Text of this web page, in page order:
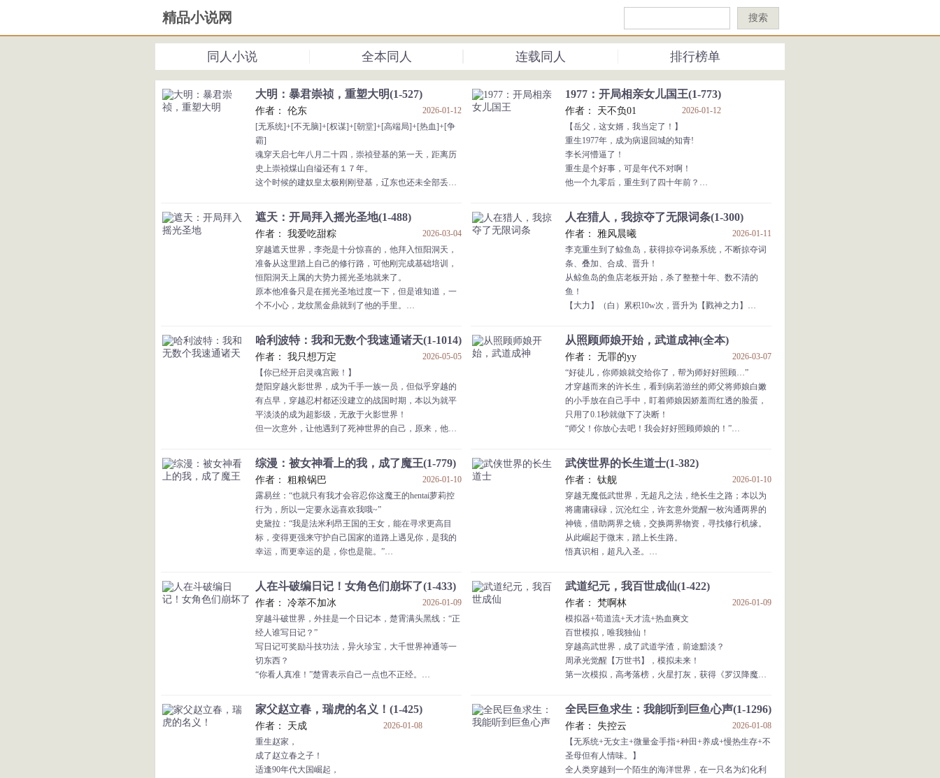
精品小说网 搜索
同人小说 全本同人 连载同人 排行榜单
大明：暴君崇祯，重塑大明(1-527)
作者： 伦东
2026-01-12
[无系统]+[不无脑]+[权谋]+[朝堂]+[高端局]+[热血]+[争
霸]
魂穿天启七年八月二十四，崇祯登基的第一天，距离历
史上崇祯煤山自缢还有１７年。
这个时候的建奴皇太极刚刚登基，辽东也还未全部丢
鼠疫和大旱还没动摇大明国本，银川驿站那个干快递的
也还没反，毛文龙还在皮岛拖着皇太极的脚后跟。
更主要的是魏忠贤还没死。
而更更重要的，是那些他熟知猛人们都还在。
孙承宗，孙传庭，卢象昇，洪承畴，曹文诏，曹变蛟，
秦良玉，周遇吉，祖大寿，满桂，以及戚家军的部分后
裔也都还在
1977：开局相亲女儿国王(1-773)
作者： 天不负01
2026-01-12
【岳父，这女婿，我当定了！】
重生1977年，成为病退回城的知青!
李长河懵逼了！
重生是个好事，可是年代不对啊！
他一个九零后，重生到了四十年前？
高大英武的他被隔壁朱教授一家相中了。
想安排我跟他们女儿相亲？
还说他们女儿很漂亮！
李长河不信......直到他看到真人
大名鼎鼎的女儿国王？
岳父，这女婿，我当定了！...
遮天：开局拜入摇光圣地(1-488)
作者： 我爱吃甜粽
2026-03-04
穿越遮天世界，李尧是十分惊喜的，他拜入恒阳洞天，
准备从这里踏上自己的修行路，可他刚完成基础培训，
恒阳洞天上属的大势力摇光圣地就来了。
原本他准备只是在摇光圣地过度一下，但是谁知道，一
个不小心，龙纹黑金鼎就到了他的手里。
人在猎人，我掠夺了无限词条(1-300)
作者： 雅风晨曦
2026-01-11
李克重生到了鲸鱼岛，获得掠夺词条系统，不断掠夺词
条、叠加、合成、晋升！
从鲸鱼岛的鱼店老板开始，杀了整整十年、数不清的
鱼！
【大力】（白）累积10w次，晋升为【戮神之力】
【弱毒】（白）累积10w次，晋升为【灾厄之毒】
（黑）
【弱点】（白）累积10W次，晋升为【灭世雷霆】
（黑）
……
当李克离开鲸鱼岛，踏入猎人赛场。
西索：我承认，熟透的果实有时候是致命的。
尼特罗：我们这些老家伙已经被这个时代淘汰了！
世界最强，六大系念力全满，人类第一
哈利波特：我和无数个我速通诸天(1-1014)
作者： 我只想万定
2026-05-05
【你已经开启灵魂宫殿！】
楚阳穿越火影世界，成为千手一族一员，但似乎穿越的
有点早，穿越忍村都还没建立的战国时期，本以为就平
平淡淡的成为超影级，无敌于火影世界！
但一次意外，让他遇到了死神世界的自己，原来，他竟
他是火影世界里千手一族的少族长，是忍者之神钦定的
传人。
是海贼世界里四皇香克斯的左膀右臂，史上最强船副，
反向悬赏天龙人的第一人。
还是咒术世界里脚踩宿傩的疯狂术师。
他是死神世界里蓝染的一生之敌，也是漫威世界里托尼·
斯塔克的天才助手。
他是古龙武侠世界无上至尊，
从照顾师娘开始，武道成神(全本)
作者： 无罪的yy
2026-03-07
“好徒儿，你师娘就交给你了，帮为师好好照顾…”
才穿越而来的许长生，看到病若游丝的师父将师娘白嫩
的小手放在自己手中，盯着师娘因娇羞而红透的脸蛋，
只用了0.1秒就做下了决断！
“师父！你放心去吧！我会好好照顾师娘的！”
——
大炎国祚854年，庆元帝痴迷长生修道，王朝内部世家、
王侯贪欲无穷，各地妖患匪患渐起，民不聊生，打着农
民起义的义军烧杀劫掠…
许长生发现自己能看到万物血条，并可吞噬万物，夺机
缘造化。
在看到师父血条归零，送走师父过后，只是想带着师娘
安度余
综漫：被女神看上的我，成了魔王(1-779)
作者： 粗粮锅巴
2026-01-10
露易丝：“也就只有我才会容忍你这魔王的hentai萝莉控
行为，所以一定要永远喜欢我哦~”
史黛拉：“我是法米利昂王国的王女，能在寻求更高目
标，变得更强来守护自己国家的道路上遇见你，是我的
幸运，而更幸运的是，你也是龍。”
我身上，你给我好好负起责任来啊~！”
爱蜜莉雅：“我是你的女王，你是我的丈夫，我的龍
神。”
爱莉希雅：“嗨~终于又见面了呢，这一次我们一定会幸
福快乐的在一起，对吧？”
琪亚娜：“本小姐是绝对不会松开你的手的，因为你就是
我的另一半！
武侠世界的长生道士(1-382)
作者： 钛舰
2026-01-10
穿越无魔低武世界，无超凡之法，绝长生之路；本以为
将庸庸碌碌，沉沦红尘，许玄意外觉醒一枚沟通两界的
神镜，借助两界之镜，交换两界物资，寻找修行机缘。
从此崛起于微末，踏上长生路。
悟真识相，超凡入圣。
人在斗破编日记！女角色们崩坏了(1-433)
作者： 冷萃不加冰
2026-01-09
穿越斗破世界，外挂是一个日记本，楚霄满头黑线：“正
经人谁写日记？”
写日记可奖励斗技功法，异火珍宝，大千世界神通等一
切东西？
“你看人真准！”楚霄表示自己一点也不正经。
于是乎，斗气大陆乃至整个大千世界画风都变了。
薰儿：“追我的男人从中州排到加玛帝国，你当我是空气
啊去泡一条蛇，我这就打她回来做蛇羹。”
美杜莎：“什么叫和本王在一起是义务，你下贱，本王这
绑你回来做赘婿。”
小医仙：“陪伴是最长情的告白，你却不敢给我名分，欺
武道纪元，我百世成仙(1-422)
作者： 梵啊林
2026-01-09
模拟器+苟道流+天才流+热血爽文
百世模拟，唯我独仙！
穿越高武世界，成了武道学渣，前途黯淡？
周承光觉醒【万世书】，模拟未来！
第一次模拟，高考落榜，火星打灰，获得《罗汉降魔
第五次模拟，剑道破限，州赛冠军，名校为我踏破门
槛！
第二十次模拟，五雷淬体，剑意初成，《神光天雷剑》
横扫武圣之下！
第五十次，第一百次……
天道筑基、九纹金丹……
家父赵立春，瑞虎的名义！(1-425)
作者： 天成
2026-01-08
重生赵家，
成了赵立春之子！
适逢90年代大国崛起，
全民巨鱼求生：我能听到巨鱼心声(1-1296)
作者： 失控云
2026-01-08
【无系统+无女主+微量金手指+种田+养成+慢热生存+不
圣母但有人情味。】
全人类穿越到一个陌生的海洋世界，在一只名为幻化利